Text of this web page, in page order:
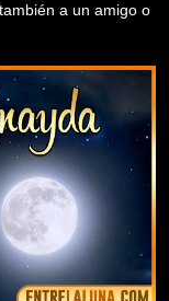
a un amigo o